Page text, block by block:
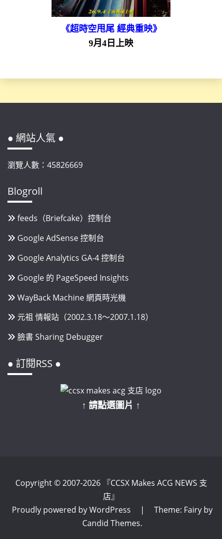
《超時空甩尾 經典重映》
9月4日上映
● 網站人氣 ●
瀏覽人數：45826669
Blogroll
feeds（Briefcake）控制台
Google AdSense 控制台
Google Analytics GA-4 控制台
Google 的 PageSpeed Insights
WayBack Machine 網頁時光機
元祖 情報站（2002.3.18～2007.1.18）
臉書 Sharing Debugger
● 訂閱RSS ●
↑ 請點選圖片 ↑
Copyright © 2007-2026 『CCSX Makes ACG NEWS 支
店』
Proudly powered by WordPress
|
Theme: Fairy by
Candid Themes.